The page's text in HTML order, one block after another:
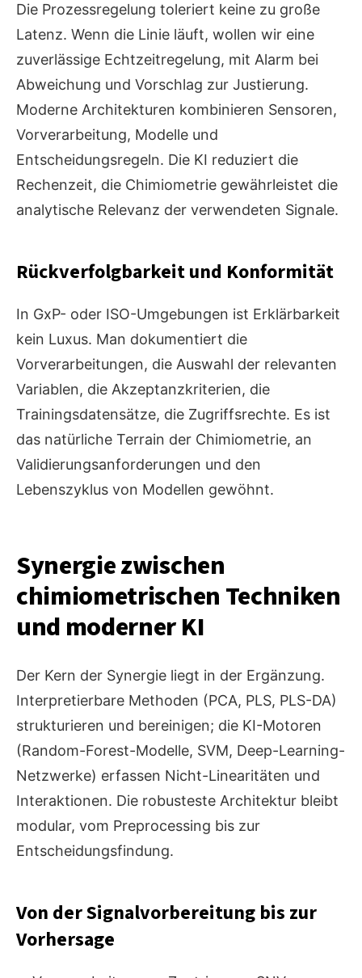
Die Prozessregelung toleriert keine zu große
Latenz. Wenn die Linie läuft, wollen wir eine
zuverlässige Echtzeitregelung, mit Alarm bei
Abweichung und Vorschlag zur Justierung.
Moderne Architekturen kombinieren Sensoren,
Vorverarbeitung, Modelle und
Entscheidungsregeln. Die KI reduziert die
Rechenzeit, die Chimiometrie gewährleistet die
analytische Relevanz der verwendeten Signale.
Rückverfolgbarkeit und Konformität
In GxP- oder ISO-Umgebungen ist Erklärbarkeit
kein Luxus. Man dokumentiert die
Vorverarbeitungen, die Auswahl der relevanten
Variablen, die Akzeptanzkriterien, die
Trainingsdatensätze, die Zugriffsrechte. Es ist
das natürliche Terrain der Chimiometrie, an
Validierungsanforderungen und den
Lebenszyklus von Modellen gewöhnt.
Synergie zwischen
chimiometrischen Techniken
und moderner KI
Der Kern der Synergie liegt in der Ergänzung.
Interpretierbare Methoden (PCA, PLS, PLS-DA)
strukturieren und bereinigen; die KI-Motoren
(Random-Forest-Modelle, SVM, Deep-Learning-
Netzwerke) erfassen Nicht-Linearitäten und
Interaktionen. Die robusteste Architektur bleibt
modular, vom Preprocessing bis zur
Entscheidungsfindung.
Von der Signalvorbereitung bis zur
Vorhersage